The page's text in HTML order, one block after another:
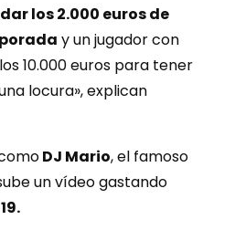
los 2.000 euros de
y un jugador con
10.000 euros para tener
locura», explican
DJ Mario, el famoso
un vídeo gastando